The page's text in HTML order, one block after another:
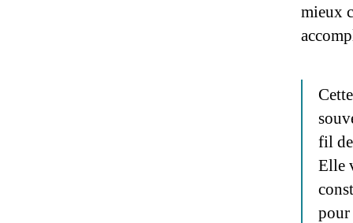
mieux
fil
Elle
pour